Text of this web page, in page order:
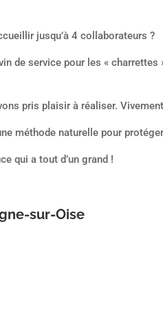
jusqu’à 4 collaborateurs ?
de service pour les «
pris plaisir à réaliser.
méthode naturelle pour
qui a tout d’un grand !
sur-Oise